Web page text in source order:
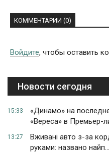
КОММЕНТАРИИ (0)
Войдите, чтобы оставить
Новости сегодня
15:33
«Динамо» на
«Вереса» в Премьер-
13:27
Вживані авто з-за
руками: названо найп...